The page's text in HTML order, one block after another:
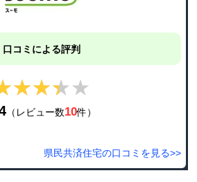
口コミによる評判
（レビュー数10件）
県民共済住宅の口コミを見る>>